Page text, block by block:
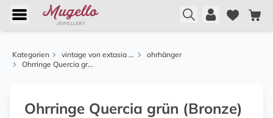
Kategorien vintage von extasia und alcozer
ohrhänger
Ohrringe Quercia grün (Bronze)
Ohrringe Quercia grün (Bronze)